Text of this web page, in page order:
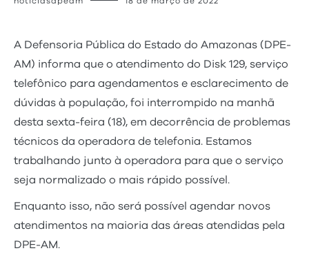
A Defensoria Pública do Estado do Amazonas (DPE-
AM) informa que o atendimento do Disk 129, serviço
telefônico para agendamentos e esclarecimento de
dúvidas à população, foi interrompido na manhã
desta sexta-feira (18), em decorrência de problemas
técnicos da operadora de telefonia. Estamos
trabalhando junto à operadora para que o serviço
seja normalizado o mais rápido possível.
Enquanto isso, não será possível agendar novos
atendimentos na maioria das áreas atendidas pela
DPE-AM.